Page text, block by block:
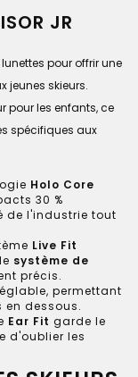
JR
pour offrir une
jeunes skieurs.
pour les enfants, ce
spécifiques aux
Holo Core
30 %
de l'industrie tout
Live Fit
système de
précis.
permettant
en dessous.
Ear Fit garde le
d'oublier les